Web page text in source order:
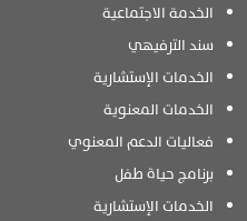
الخدمة الاجتماعية
سند الترفيهي
الخدمات الإستشارية
الخدمات المعنوية
فعاليات الدعم المعنوي
برنامج حياة طفل
الخدمات الإستشارية